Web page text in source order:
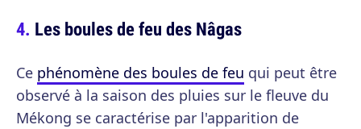
Les boules de feu des Nâgas
Ce phénomène des boules de feu qui peut être
observé à la saison des pluies sur le fleuve du
Mékong se caractérise par l'apparition de